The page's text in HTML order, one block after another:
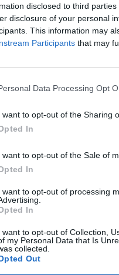
disclosed to third
disclosure of your personal
This information may
Participants that may
Data Processing Opt
want to opt-out of the Sharing
In
want to opt-out of the Sale of
In
want to opt-out of processing
In
want to opt-out of Collection,
my Personal Data that Is
collected.
Out